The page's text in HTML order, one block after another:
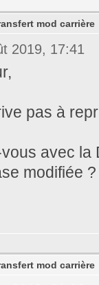
mod carrière
2019, 17:41
pas à
avec la
modifiée ?
mod carrière